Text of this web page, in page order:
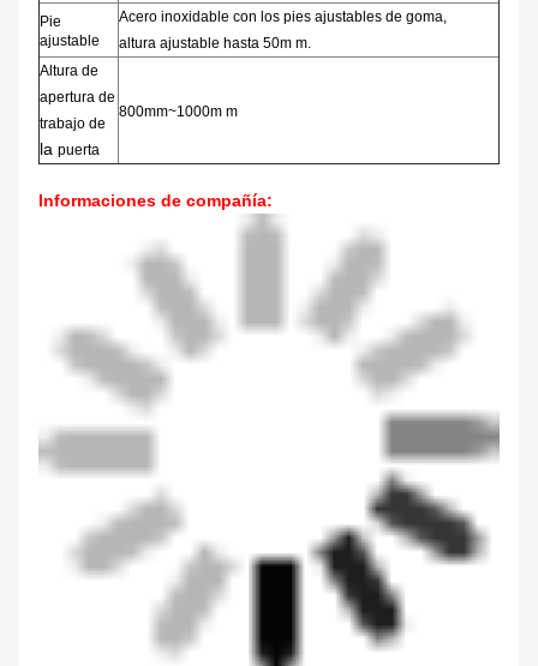
Pie
ajustable
Acero inoxidable con los pies ajustables de goma,
altura ajustable hasta 50m m.
Altura de
apertura de
trabajo de
la puerta
800mm~1000m m
Informaciones de compañía: